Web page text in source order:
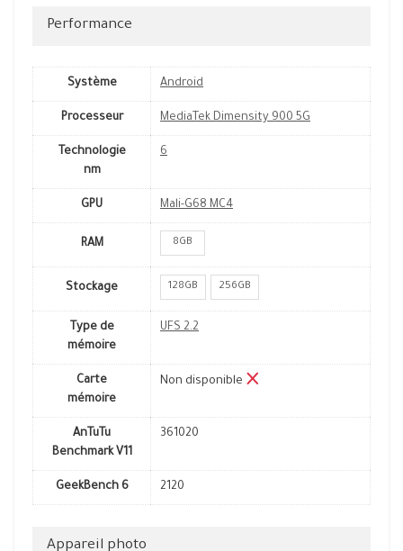
Performance
Système Android
Processeur MediaTek Dimensity 900 5G
Technologie
nm
6
GPU Mali-G68 MC4
RAM 8GB
Stockage 128GB 256GB
Type de
mémoire
UFS 2.2
Carte
mémoire
Non disponible
AnTuTu
Benchmark V11
361020
GeekBench 6 2120
Appareil photo